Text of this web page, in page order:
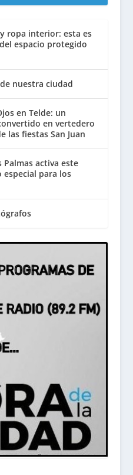
ropa interior: esta es
espacio protegido
nuestra ciudad
en Telde: un
en vertedero
las fiestas San Juan
activa este
para los